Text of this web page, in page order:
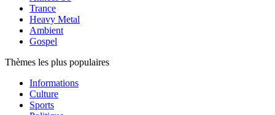
Trance
Heavy Metal
Ambient
Gospel
Thèmes les plus populaires
Informations
Culture
Sports